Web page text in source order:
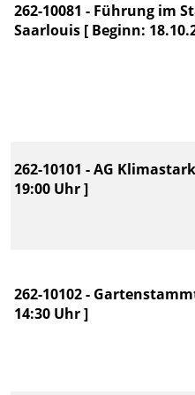
262-10081 - Führung im
Saarlouis [ Beginn:
262-10101 - AG
19:00 Uhr ]
262-10102 -
14:30 Uhr ]